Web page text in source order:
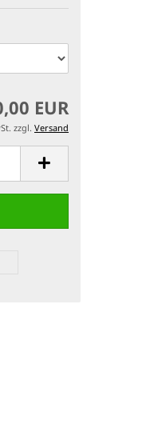
EUR
zzgl. Versand